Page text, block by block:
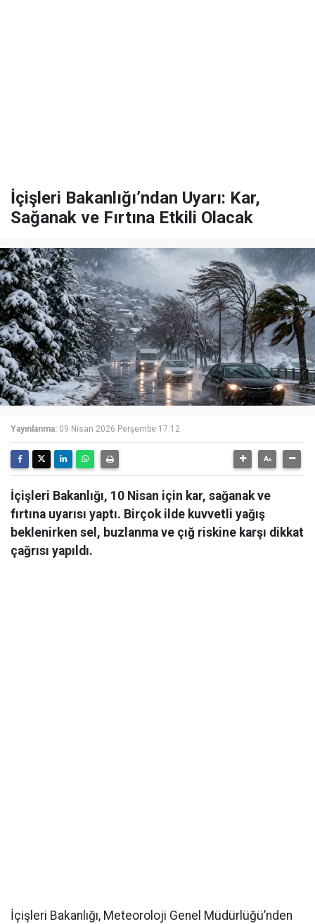
İçişleri Bakanlığı’ndan Uyarı: Kar,
Sağanak ve Fırtına Etkili Olacak
Yayınlanma: 09 Nisan 2026 Perşembe 17:12
İçişleri Bakanlığı, 10 Nisan için kar, sağanak ve
fırtına uyarısı yaptı. Birçok ilde kuvvetli yağış
beklenirken sel, buzlanma ve çığ riskine karşı dikkat
çağrısı yapıldı.
İçişleri Bakanlığı, Meteoroloji Genel Müdürlüğü’nden